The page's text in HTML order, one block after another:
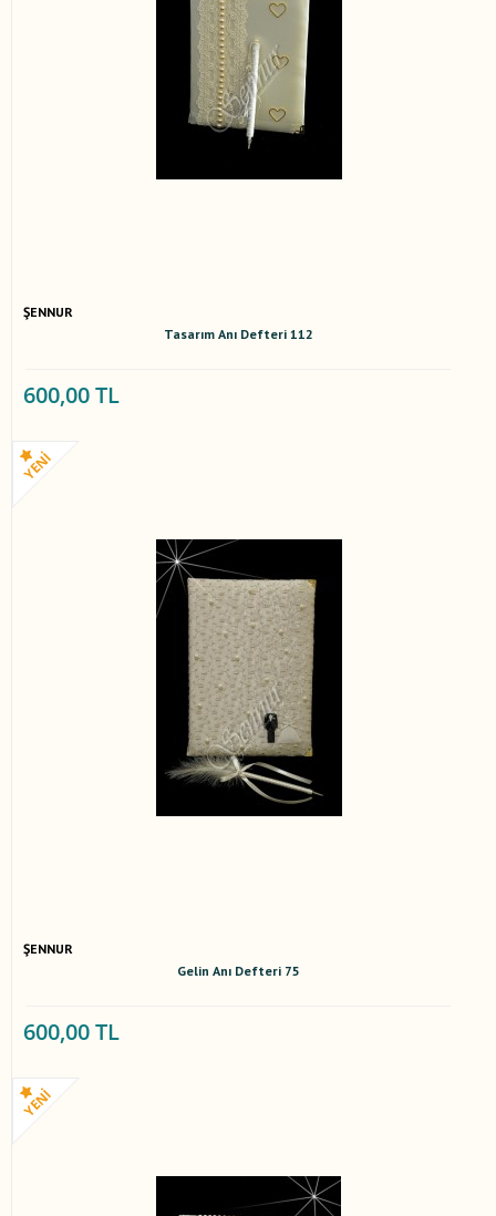
ŞENNUR
Tasarım Anı Defteri 112
600,00 TL
ŞENNUR
Gelin Anı Defteri 75
600,00 TL